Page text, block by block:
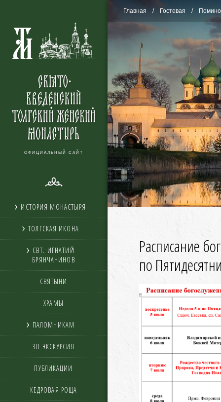
ОФИЦИАЛЬНЫЙ САЙТ
ИСТОРИЯ МОНАСТЫРЯ
ТОЛГСКАЯ ИКОНА
СВТ. ИГНАТИЙ
БРЯНЧАНИНОВ
СВЯТЫНИ
ХРАМЫ
ПАЛОМНИКАМ
3D-ЭКСКУРСИЯ
ПУБЛИКАЦИИ
КЕДРОВАЯ РОЩА
Главная Гостевая
Расписание
по